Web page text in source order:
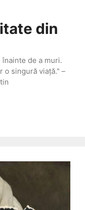
din
de a muri.
o singură viaţă." –